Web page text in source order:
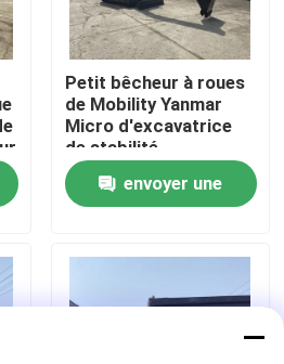
de chenille
Petit bêcheur à roues
de Mobility Yanmar
Micro d'excavatrice
de stabilité
envoyer une